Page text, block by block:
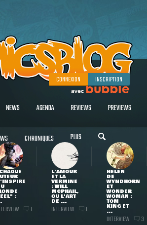
CONNEXION INSCRIPTION
NEWS AGENDA REVIEWS PREVIEWS
CHRONIQUES PLUS
:
1
L'AMOUR
ET LA
VERMINE
: WILL
MCPHAIL,
OU L'ART
DE ...
INTERVIEW 1
HELEN
DE
WYNDHORN
ET
WONDER
WOMAN :
TOM
KING ET
...
INTERVIEW 3